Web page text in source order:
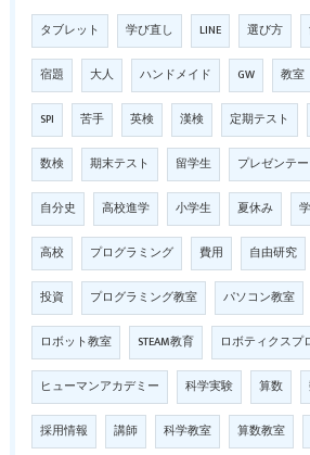
タブレット 学び直し LINE 選び方
宿題 大人 ハンドメイド GW 教室
SPI 苦手 英検 漢検 定期テスト
数検 期末テスト 留学生 プレゼンテ
自分史 高校進学 小学生 夏休み
高校 プログラミング 費用 自由研究
投資 プログラミング教室 パソコン教室
ロボット教室 STEAM教育 ロボティクスプ
ヒューマンアカデミー 科学実験 算数
採用情報 講師 科学教室 算数教室